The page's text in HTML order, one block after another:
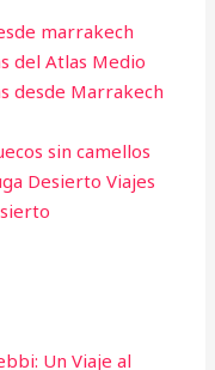
marrakech
del Atlas Medio
desde Marrakech
sin camellos
Desierto Viajes
Un Viaje al